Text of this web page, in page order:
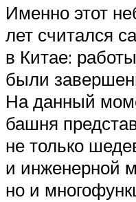
Именно этот
лет считался
в Китае:
были
На данный
башня
не только
и инженерной
но и